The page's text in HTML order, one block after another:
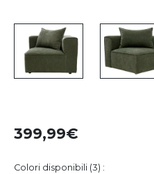
399,99
Colori disponibili (3) :